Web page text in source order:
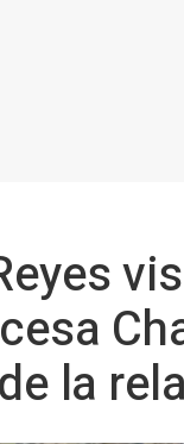
la